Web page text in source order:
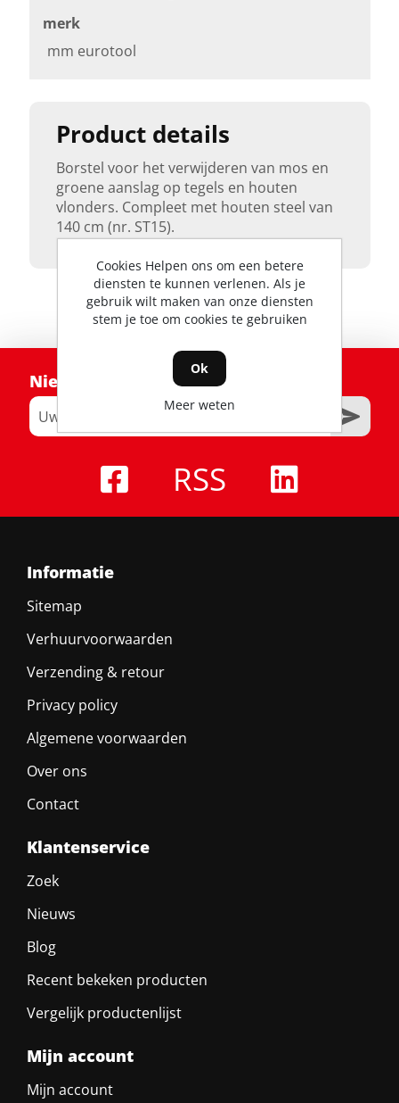
Product details
Borstel voor het verwijderen van mos en
groene aanslag op tegels en houten
vlonders. Compleet met houten steel van
140 cm (nr. ST15).
merk
mm eurotool
Nieuwsbrief
RSS
Informatie
Sitemap
Verhuurvoorwaarden
Verzending & retour
Privacy policy
Algemene voorwaarden
Over ons
Contact
Klantenservice
Zoek
Nieuws
Blog
Recent bekeken producten
Vergelijk productenlijst
Mijn account
Mijn account
Cookies Helpen ons om een betere
diensten te kunnen verlenen. Als je
gebruik wilt maken van onze diensten
stem je toe om cookies te gebruiken
Ok
Meer weten